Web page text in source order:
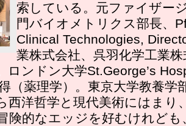
索している。元ファイザー
門バイオメトリクス部長、
Clinical Technologies,
業株式会社、呉羽化学工業
ロンドン大学St.George’s
（薬理学）。東京大学教養学
西洋哲学と現代美術にはまり
険的なエッジを好むけれど